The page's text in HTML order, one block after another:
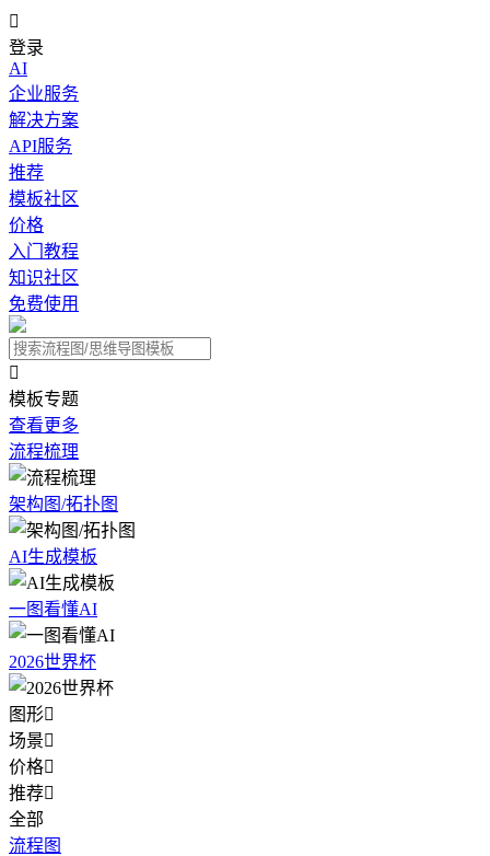

登录
AI
企业服务
解决方案
API服务
推荐
模板社区
价格
入门教程
知识社区
免费使用

模板专题
查看更多
流程梳理
架构图/拓扑图
AI生成模板
一图看懂AI
2026世界杯
图形
场景
价格
推荐
全部
流程图